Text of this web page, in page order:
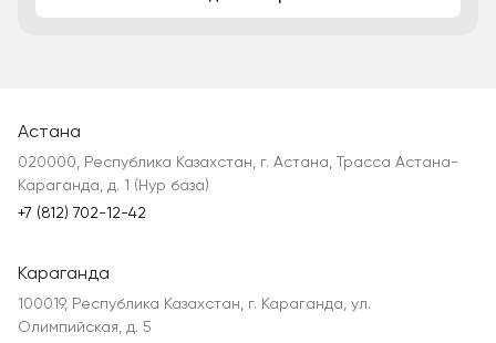
Астана
020000, Республика Казахстан, г. Астана, Трасса Астана-
Караганда, д. 1 (Нур база)
+7 (812) 702-12-42
Караганда
100019, Республика Казахстан, г. Караганда, ул.
Олимпийская, д. 5